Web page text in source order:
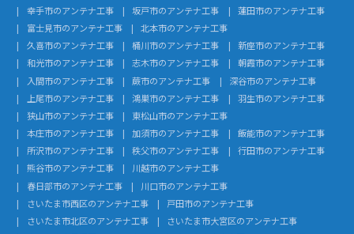
幸手市のアンテナ工事
坂戸市のアンテナ工事
蓮田市のアンテナ工事
富士見市のアンテナ工事
北本市のアンテナ工事
久喜市のアンテナ工事
桶川市のアンテナ工事
新座市のアンテナ工事
和光市のアンテナ工事
志木市のアンテナ工事
朝霞市のアンテナ工事
入間市のアンテナ工事
蕨市のアンテナ工事
深谷市のアンテナ工事
上尾市のアンテナ工事
鴻巣市のアンテナ工事
羽生市のアンテナ工事
狭山市のアンテナ工事
東松山市のアンテナ工事
本庄市のアンテナ工事
加須市のアンテナ工事
飯能市のアンテナ工事
所沢市のアンテナ工事
秩父市のアンテナ工事
行田市のアンテナ工事
熊谷市のアンテナ工事
川越市のアンテナ工事
春日部市のアンテナ工事
川口市のアンテナ工事
さいたま市西区のアンテナ工事
戸田市のアンテナ工事
さいたま市北区のアンテナ工事
さいたま市大宮区のアンテナ工事